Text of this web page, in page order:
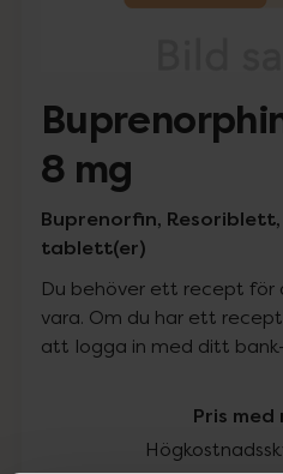
8 mg
Buprenorfin,
tablett(er)
Du behöver ett recept för
vara. Om du har ett
att logga in med ditt
Pris